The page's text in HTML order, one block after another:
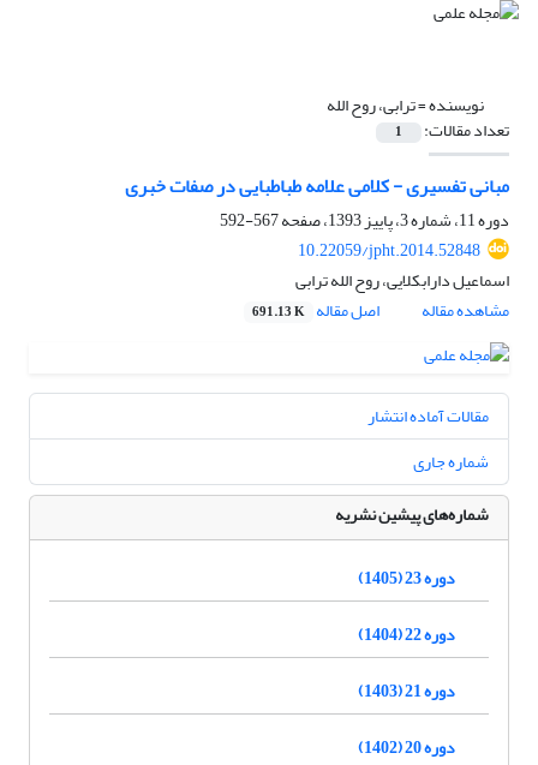
نویسنده =ترابی، روح الله
تعداد مقالات: 1
مبانی تفسیری - کلامی علامه طباطبایی در صفات خبری
دوره 11، شماره 3، پاییز 1393، صفحه
567-592
10.22059/jpht.2014.52848
اسماعیل دارابکلایی، روح الله ترابی
مشاهده مقاله
اصل مقاله 691.13 K
مقالات آماده انتشار
شماره جاری
شماره‌های پیشین نشریه
دوره 23 (1405)
دوره 22 (1404)
دوره 21 (1403)
دوره 20 (1402)